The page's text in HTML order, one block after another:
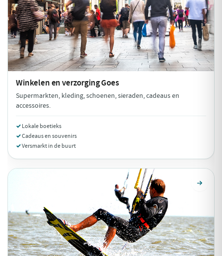
Winkelen en verzorgingGoes
Supermarkten, kleding, schoenen, sieraden, cadeaus en
accessoires.
Lokale boetieks
Cadeaus en souvenirs
Versmarkt in de buurt